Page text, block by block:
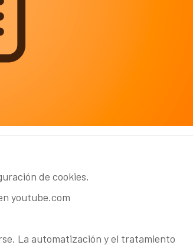
de cookies.
youtube.com
La automatización y el tratamiento